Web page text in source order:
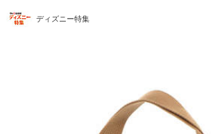
ディズニー特集